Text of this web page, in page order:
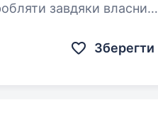
завдяки власним
Зберегти